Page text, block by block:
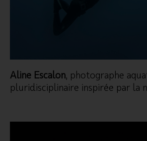
Aline Escalon, photographe
pluridisciplinaire inspirée par la